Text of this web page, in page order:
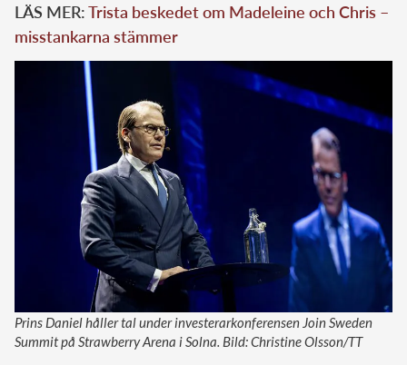
LÄS MER:Trista beskedet om Madeleine och Chris –
misstankarna stämmer
Prins Daniel håller tal under investerarkonferensen Join Sweden
Summit på Strawberry Arena i Solna. Bild: Christine Olsson/TT